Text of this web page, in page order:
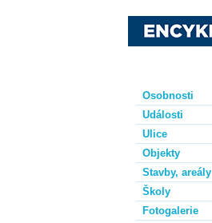
Osobnosti
Události
Ulice
Objekty
Stavby, areály
Školy
Fotogalerie